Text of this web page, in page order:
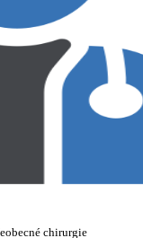
chirurgie